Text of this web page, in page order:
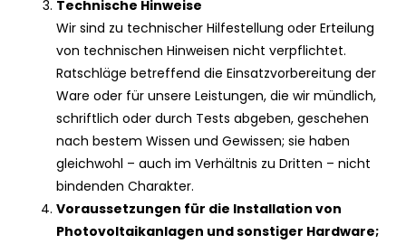
Technische Hinweise
Wir sind zu technischer Hilfestellung oder Erteilung
von technischen Hinweisen nicht verpflichtet.
Ratschläge betreffend die Einsatzvorbereitung der
Ware oder für unsere Leistungen, die wir mündlich,
schriftlich oder durch Tests abgeben, geschehen
nach bestem Wissen und Gewissen; sie haben
gleichwohl – auch im Verhältnis zu Dritten – nicht
bindenden Charakter.
Voraussetzungen für die Installation von
Photovoltaikanlagen und sonstiger Hardware;